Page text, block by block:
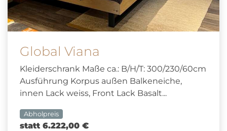
Global Viana
Kleiderschrank Maße ca.: B/H/T: 300/230/60cm
Ausführung Korpus außen Balkeneiche,
innen Lack weiss, Front Lack Basalt...
Abholpreis
statt 6.222,00 €